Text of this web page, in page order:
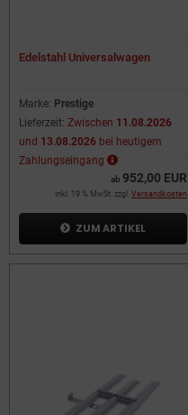
Edelstahl Universalwagen
Marke: Prestige
Lieferzeit: Zwischen 11.08.2026
und 13.08.2026 bei heutigem
Zahlungseingang
ab 952,00 EUR
inkl. 19 % MwSt. zzgl. Versandkosten
ZUM ARTIKEL